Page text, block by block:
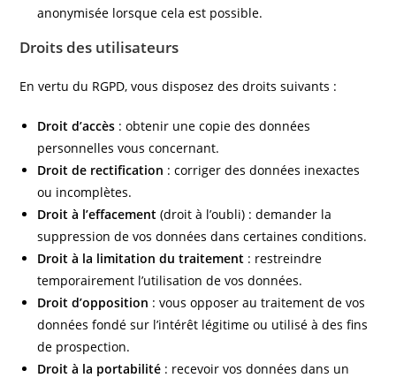
anonymisée lorsque cela est possible.
Droits des utilisateurs
En vertu du RGPD, vous disposez des droits suivants :
Droit d’accès : obtenir une copie des données
personnelles vous concernant.
Droit de rectification : corriger des données inexactes
ou incomplètes.
Droit à l’effacement (droit à l’oubli) : demander la
suppression de vos données dans certaines conditions.
Droit à la limitation du traitement : restreindre
temporairement l’utilisation de vos données.
Droit d’opposition : vous opposer au traitement de vos
données fondé sur l’intérêt légitime ou utilisé à des fins
de prospection.
Droit à la portabilité : recevoir vos données dans un